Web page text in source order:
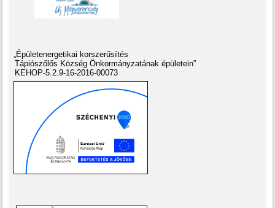
„Épületenergetikai korszerűsítés
Tápiószőlős Község Önkormányzatának épületein”
KEHOP-5.2.9-16-2016-00073